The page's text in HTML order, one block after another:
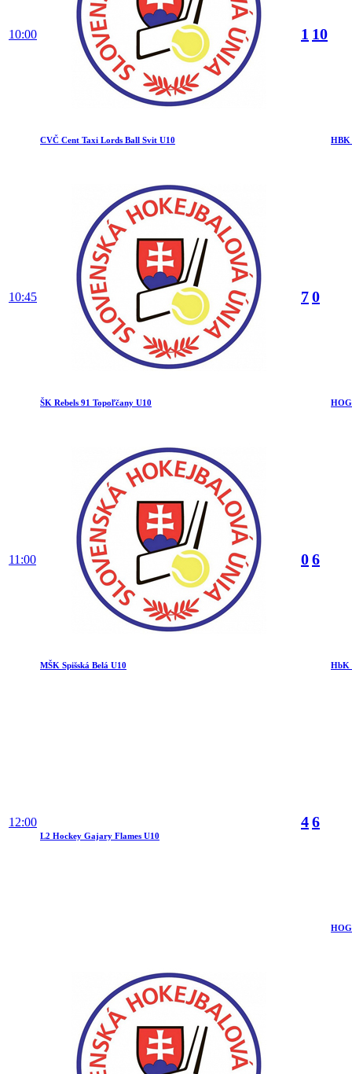
10:00
CVČ Cent Taxi Lords Ball Svit U10
1 10
HBK
10:45
ŠK Rebels 91 Topoľčany U10
70
11:00
MŠK Spišská Belá U10
06
HbK
12:00
L2 Hockey Gajary Flames U10
46